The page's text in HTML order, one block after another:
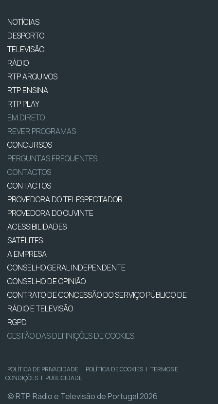
NOTÍCIAS
DESPORTO
TELEVISÃO
RÁDIO
RTP ARQUIVOS
RTP ENSINA
RTP PLAY
EM DIRETO
REVER PROGRAMAS
CONCURSOS
PERGUNTAS FREQUENTES
CONTACTOS
CONTACTOS
PROVEDORA DO TELESPECTADOR
PROVEDORA DO OUVINTE
ACESSIBILIDADES
SATÉLITES
A EMPRESA
CONSELHO GERAL INDEPENDENTE
CONSELHO DE OPINIÃO
CONTRATO DE CONCESSÃO DO SERVIÇO PÚBLICO DE
RÁDIO E TELEVISÃO
RGPD
GESTÃO DAS DEFINIÇÕES DE COOKIES
POLÍTICA DE PRIVACIDADE | POLÍTICA DE COOKIES | TERMOS E
CONDIÇÕES | PUBLICIDADE
© RTP, Rádio e Televisão de Portugal 2026